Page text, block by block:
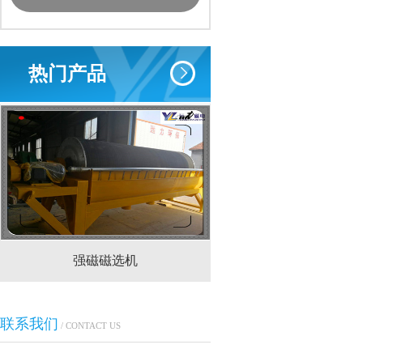
热门产品
强磁磁选机
联系我们 / CONTACT US